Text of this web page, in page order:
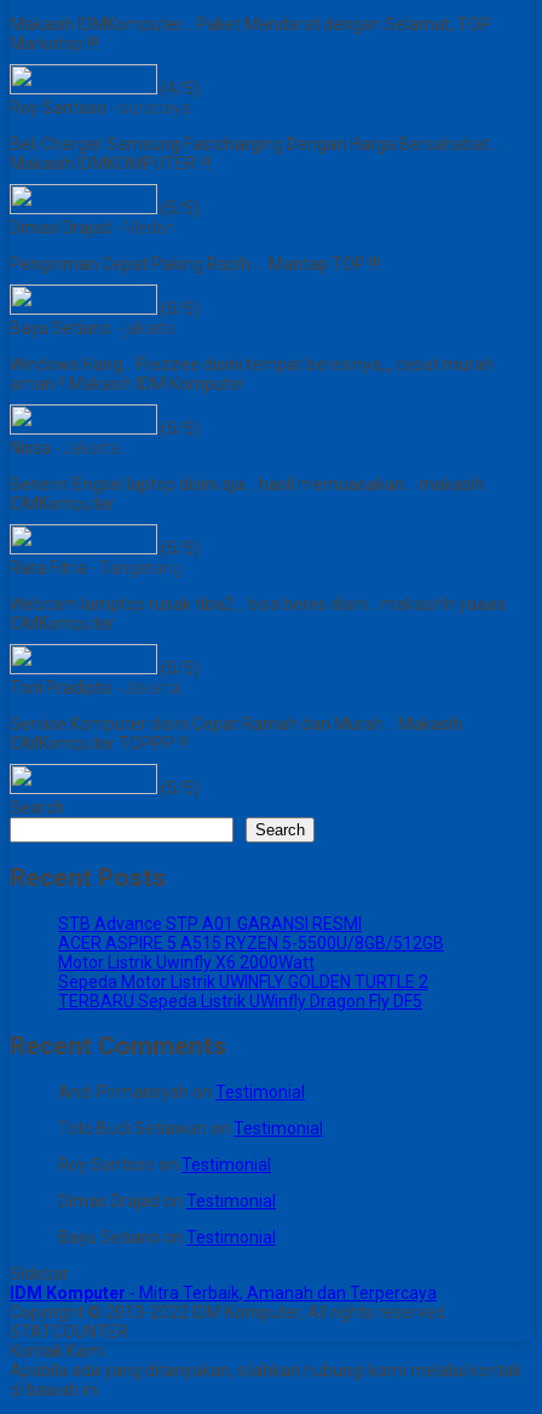
Makasih IDMKomputer... Paket Mendarat dengan Selamat, TOP
Markotop !!!
(4/5)
Roy Santoso - surabaya
Beli Charger Samsung Fastcharging Dengan Harga Bersahabat...
Makasih IDMKOMPUTER !!!
(5/5)
Dimas Drajad - Medan
Pengiriman Cepat Paking Rapih.... Mantap TOP !!!
(5/5)
Bayu Setiano - jakarta
Windows Hang... Frezzee disini tempat beresinya,,, cepat murah
aman !! Makasih IDM Komputer
(5/5)
Nissa - Jakarta
Benerin Engsel laptop disini aja... hasil memuasakan... makasih
IDMKomputer
(5/5)
Rara Fitria - Tangerang
Webcam lamptop rusak tiba2... bisa beres disini.. makasihh yaaaa
IDMKomputer
(5/5)
Toni Pradipta - Jakarta
Service Komputer disini Cepat Ramah dan Murah... Makasih
IDMKomputer TOPPP !!!
(5/5)
Search
Search
Recent Posts
STB Advance STP A01 GARANSI RESMI
ACER ASPIRE 5 A515 RYZEN 5-5500U/8GB/512GB
Motor Listrik Uwinfly X6 2000Watt
Sepeda Motor Listrik UWINFLY GOLDEN TURTLE 2
TERBARU Sepeda Listrik UWinfly Dragon Fly DF5
Recent Comments
Andi Pirmansyah on Testimonial
Toto Budi Setiawan on Testimonial
Roy Santoso on Testimonial
Dimas Drajad on Testimonial
Bayu Setiano on Testimonial
Sidebar
IDM Komputer - Mitra Terbaik, Amanah dan Terpercaya
Copyright © 2013-2022 IDM Komputer, All rights reserved.
STATCOUNTER
Kontak Kami
Apabila ada yang ditanyakan, silahkan hubungi kami melalui kontak
di bawah ini.